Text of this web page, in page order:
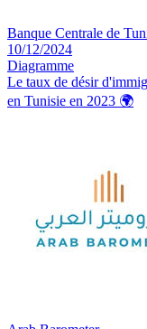
Banque Centrale de
10/12/2024
Diagramme
Le taux de désir
en Tunisie en 2023 🌍️